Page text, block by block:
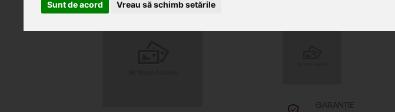
Sunt de acord Vreau să schimb setările